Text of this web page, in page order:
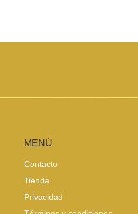
MENÚ
Contacto
Tienda
Privacidad